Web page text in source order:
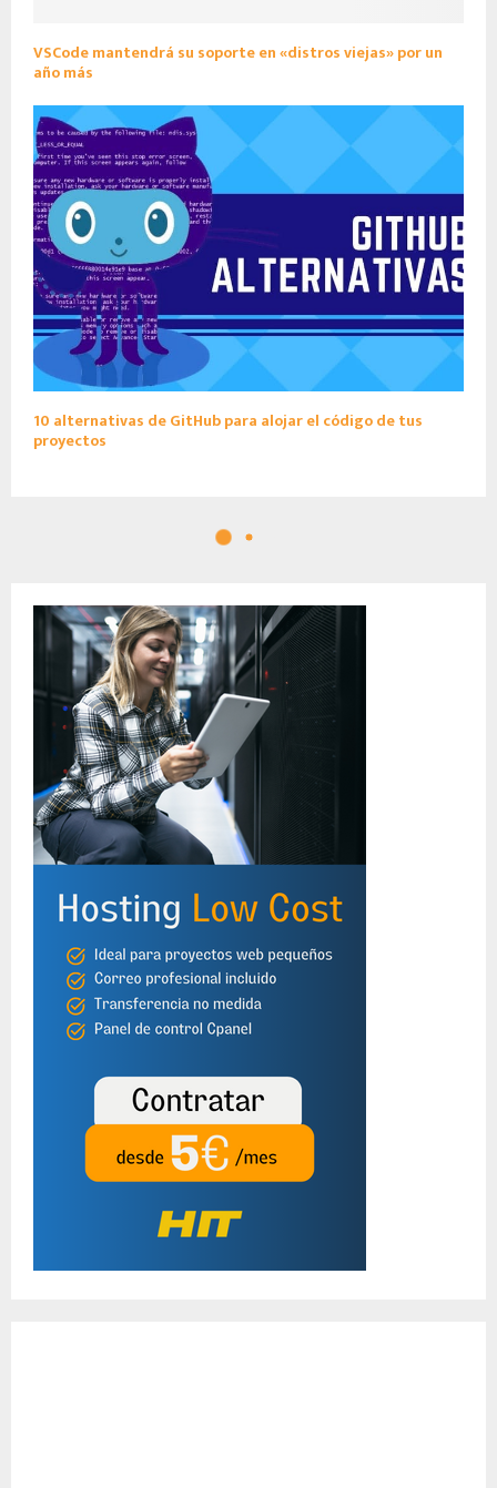
VSCode mantendrá su soporte en «distros viejas» por un
año más
10 alternativas de GitHub para alojar el código de tus
proyectos